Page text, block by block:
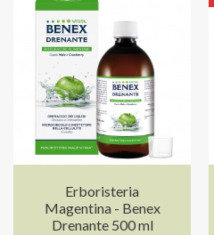
Erboristeria
Magentina - Benex
Drenante 500 ml